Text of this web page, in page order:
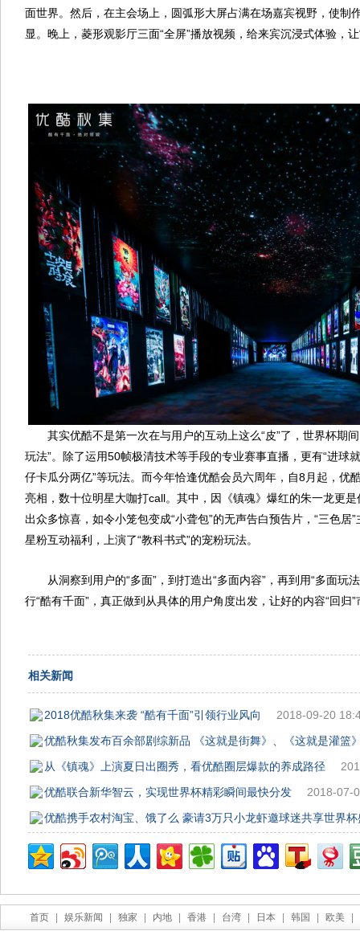
面世界。然后，在主会场上，圆弧形大屏占满在场嘉宾视野，使制
显。晚上，菱形观影厅三面“全屏”播放视频，给来宾沉浸式体验，让
其实优酷不是第一次在与用户的互动上这么“皮”了，世界杯期间
玩法”。除了运用50帧极清技术等手段的专业赛事直播，更有“进球
仔卡瓜分两亿”等玩法。而今年恰逢优酷会员六周年，自8月起，优
亮相，数十位明星大咖打call。其中，因《镇魂》爆红的朱一龙更
出众多惊喜，如令小笼包变成“小聋包”的无声告白预告片，“三色居
星粉互动福利，上演了“教科书式”的宠粉玩法。
从洞察到用户的“多面”，到打造出“多面内容”，再到用“多面玩
行“酷有千面”，真正做到从具体的用户角度出发，让好的内容“回归”
相关新闻
2018优酷秋集来袭 “酷有千面”引领行业风向
2018-09-20
优酷秋集发布百余部剧综新品 《这就是街舞》、《这就是灌篮
从《镇魂》上演夏日出圈秀，看优酷圈层爆款的养成路径
优酷联合新华智云，实现世界杯精彩瞬间最快分发
2018-07-
优酷携手农村淘宝、饿了么 豪请3万只小龙虾邀球迷共享世界杯
首页 娱乐新闻 独家 内地 香港 台湾 日本 韩国 欧美